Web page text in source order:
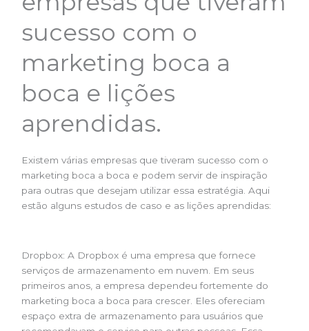
sucesso com o
marketing boca a
boca e lições
aprendidas.
Existem várias empresas que tiveram sucesso com o
marketing boca a boca e podem servir de inspiração
para outras que desejam utilizar essa estratégia. Aqui
estão alguns estudos de caso e as lições aprendidas:
Dropbox: A Dropbox é uma empresa que fornece
serviços de armazenamento em nuvem. Em seus
primeiros anos, a empresa dependeu fortemente do
marketing boca a boca para crescer. Eles ofereciam
espaço extra de armazenamento para usuários que